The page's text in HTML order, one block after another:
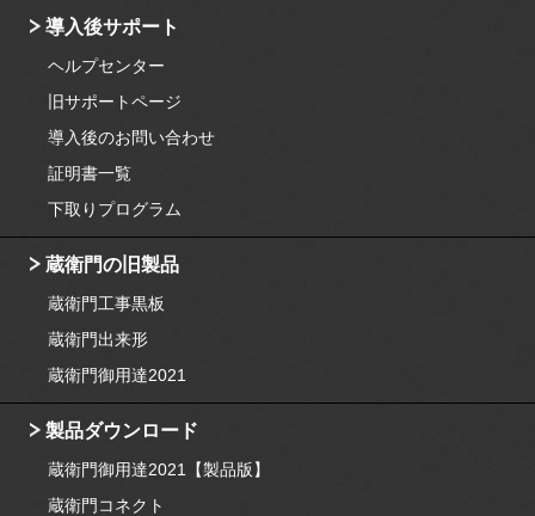
導入後サポート
ヘルプセンター
旧サポートページ
導入後のお問い合わせ
証明書一覧
下取りプログラム
蔵衛門の旧製品
蔵衛門工事黒板
蔵衛門出来形
蔵衛門御用達2021
製品ダウンロード
蔵衛門御用達2021【製品版】
蔵衛門コネクト